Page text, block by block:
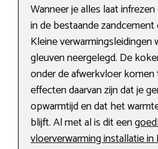
Wanneer je alles laat
in de bestaande
Kleine verwarmingsleidingen
gleuven neergelegd. De
onder de afwerkvloer komen
effecten daarvan zijn dat je
opwarmtijd en dat het
blijft. Al met al is dit een
vloerverwarming installatie in